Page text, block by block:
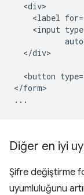
  <div>
<label
<input
  </div>
<button
</form>
Diğer en iyi
Şifre değiştirme
uyumluluğunu